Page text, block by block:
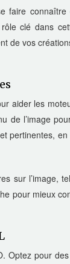
faire
clé dans
de vos
aider les
de l’image
pertinentes,
sur l’image,
pour mieux
Optez pour